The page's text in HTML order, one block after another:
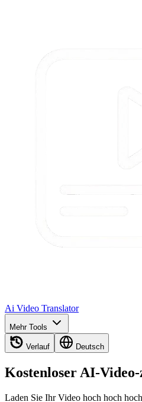
Ai Video Translator
Mehr Tools
Verlauf Deutsch
Kostenloser AI-
Laden Sie Ihr Video hoch hoch